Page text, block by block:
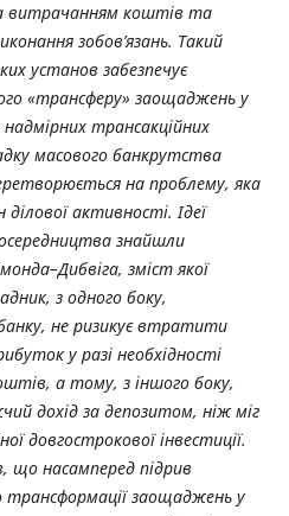
витрачанням коштів та
зобов’язань. Такий
установ забезпечує
«трансферу» заощаджень у
надмірних трансакційних
масового банкрутства
на проблему, яка
активності. Ідеї
знайшли
зміст якої
з одного боку,
не ризикує втратити
у разі необхідності
а тому, з іншого боку,
дохід за депозитом, ніж міг
довгострокової інвестиції.
що насамперед підрив
заощаджень у